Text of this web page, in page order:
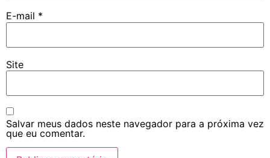
E-mail *
Site
Salvar meus dados neste navegador para a próxima vez
que eu comentar.